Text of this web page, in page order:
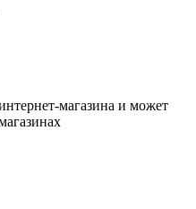
магазина и может